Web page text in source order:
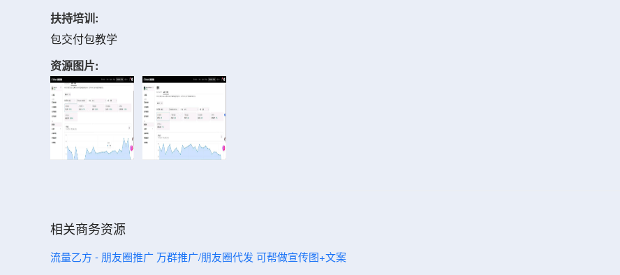
扶持培训:
包交付包教学
资源图片:
相关商务资源
流量乙方 - 朋友圈推广 万群推广/朋友圈代发 可帮做宣传图+文案